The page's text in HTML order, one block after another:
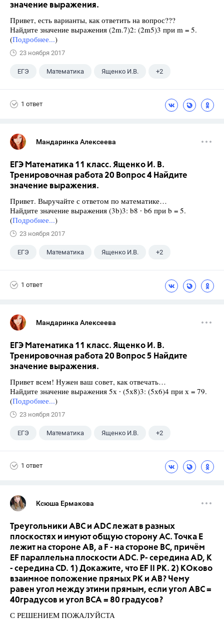
значение выражения.
Привет, есть варианты, как ответить на вопрос???
Найдите значение выражения (2m.7)2: (2m5)3 при m = 5.
(Подробнее...)
23 ноября 2017
ЕГЭ Математика Ященко И.В. +2
1 ответ
Мандаринка Алексеева
ЕГЭ Математика 11 класс. Ященко И. В.
Тренировочная работа 20 Вопрос 4 Найдите
значение выражения.
Привет. Выручайте с ответом по математике…
Найдите значение выражения (3b)3: b8 ∙ b6 при b = 5.
(Подробнее...)
23 ноября 2017
ЕГЭ Математика Ященко И.В. +2
1 ответ
Мандаринка Алексеева
ЕГЭ Математика 11 класс. Ященко И. В.
Тренировочная работа 20 Вопрос 5 Найдите
значение выражения.
Привет всем! Нужен ваш совет, как отвечать…
Найдите значение выражения 5х ∙ (5х8)3: (5х6)4 при х = 79.
(Подробнее...)
23 ноября 2017
ЕГЭ Математика Ященко И.В. +2
1 ответ
Ксюша Ермакова
Треугольники ABC и ADC лежат в разных
плоскостях и имуют общую сторону AC. Точка E
лежит на стороне AB, а F - на стороне BC, причём
EF параллельна плоскости ADC. P- середина AD, K
- середина CD. 1) Докажите, что EF II PK. 2) КОково
взаимное положение прямых PK и AB? Чему
равен угол между этими прямым, если угол ABC =
40градусов и угол BCA = 80 градусов?
С РЕШЕНИЕМ ПОЖАЛУЙСТА